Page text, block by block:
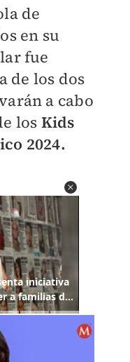
de
en su
fue
de los dos
a cabo
los Kids
2024.